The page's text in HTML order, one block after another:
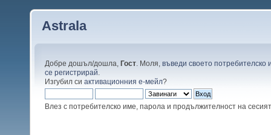
Astrala
Добре дошъл/дошла, Гост . Моля, въведи своето потребителско
се регистрирай
Изгубил си активационния е-мейл?
Влез с потребителско име, парола и продължителност на